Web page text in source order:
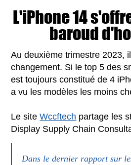
L'iPhone 14
baroud
Au deuxième trimestre 2023,
changement. Si le top 5 des
est toujours constitué de 4
a vu les modèles les moins
Le siteWccftech partage les
Display Supply Chain
Dans le dernier rapport sur